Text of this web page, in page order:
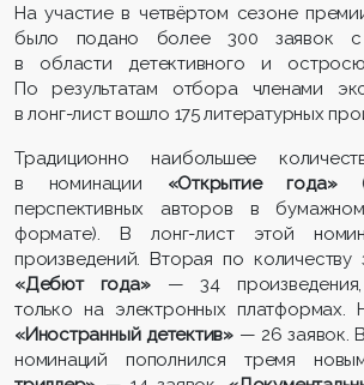
На участие в четвёртом сезоне
было подано более 300 заявок с
в области детективного и
По результатам отбора членами
в лонг-лист вошло 175 литературных
Традиционно наибольшее
в номинации «Открытие года»
перспективных авторов в
формате). В лонг-лист этой
произведений. Вторая по количеству
«Дебют года»— 34 произведения,
только на электронных платформах.
«Иностранный детектив» — 26 заявок.
номинаций пополнился тремя